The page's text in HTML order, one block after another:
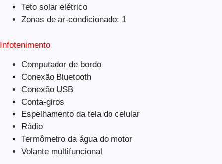
Teto solar elétrico
Zonas de ar-condicionado: 1
Infotenimento
Computador de bordo
Conexão Bluetooth
Conexão USB
Conta-giros
Espelhamento da tela do celular
Rádio
Termômetro da água do motor
Volante multifuncional